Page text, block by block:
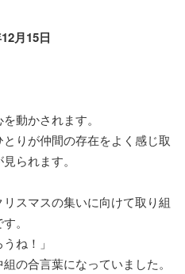
月15日
動かされます。
りが仲間の存在をよく感じ取
られます。
スマスの集いに向けて取り組
。
ね！」
の合言葉になっていました。